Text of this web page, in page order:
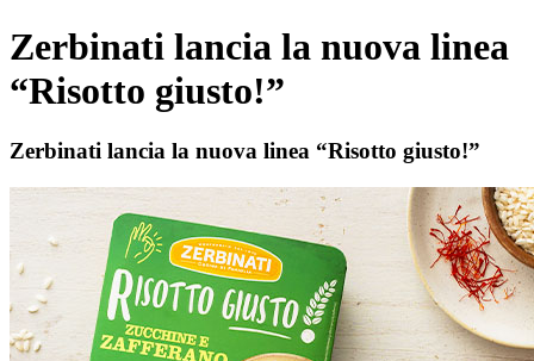
Zerbinati lancia la nuova linea
“Risotto giusto!”
Zerbinati lancia la nuova linea “Risotto giusto!”